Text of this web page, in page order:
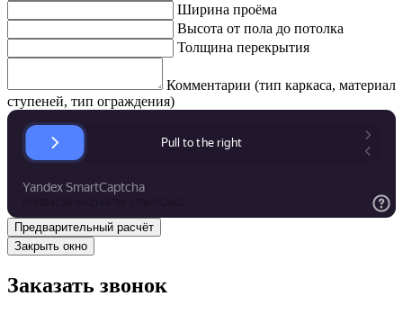
Ширина проёма
Высота от пола до потолка
Толщина перекрытия
Комментарии (тип каркаса, материал
ступеней, тип ограждения)
Закрыть окно
Заказать звонок